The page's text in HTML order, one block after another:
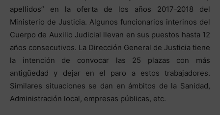
apellidos” en la oferta de los años 2017-2018 del
Ministerio de Justicia. Algunos funcionarios interinos del
Cuerpo de Auxilio Judicial llevan en sus puestos hasta 12
años consecutivos. La Dirección General de Justicia tiene
la intención de convocar las 25 plazas con más
antigüedad y dejar en el paro a estos trabajadores.
Similares situaciones se dan en ámbitos de la Sanidad,
Administración local, empresas públicas, etc.